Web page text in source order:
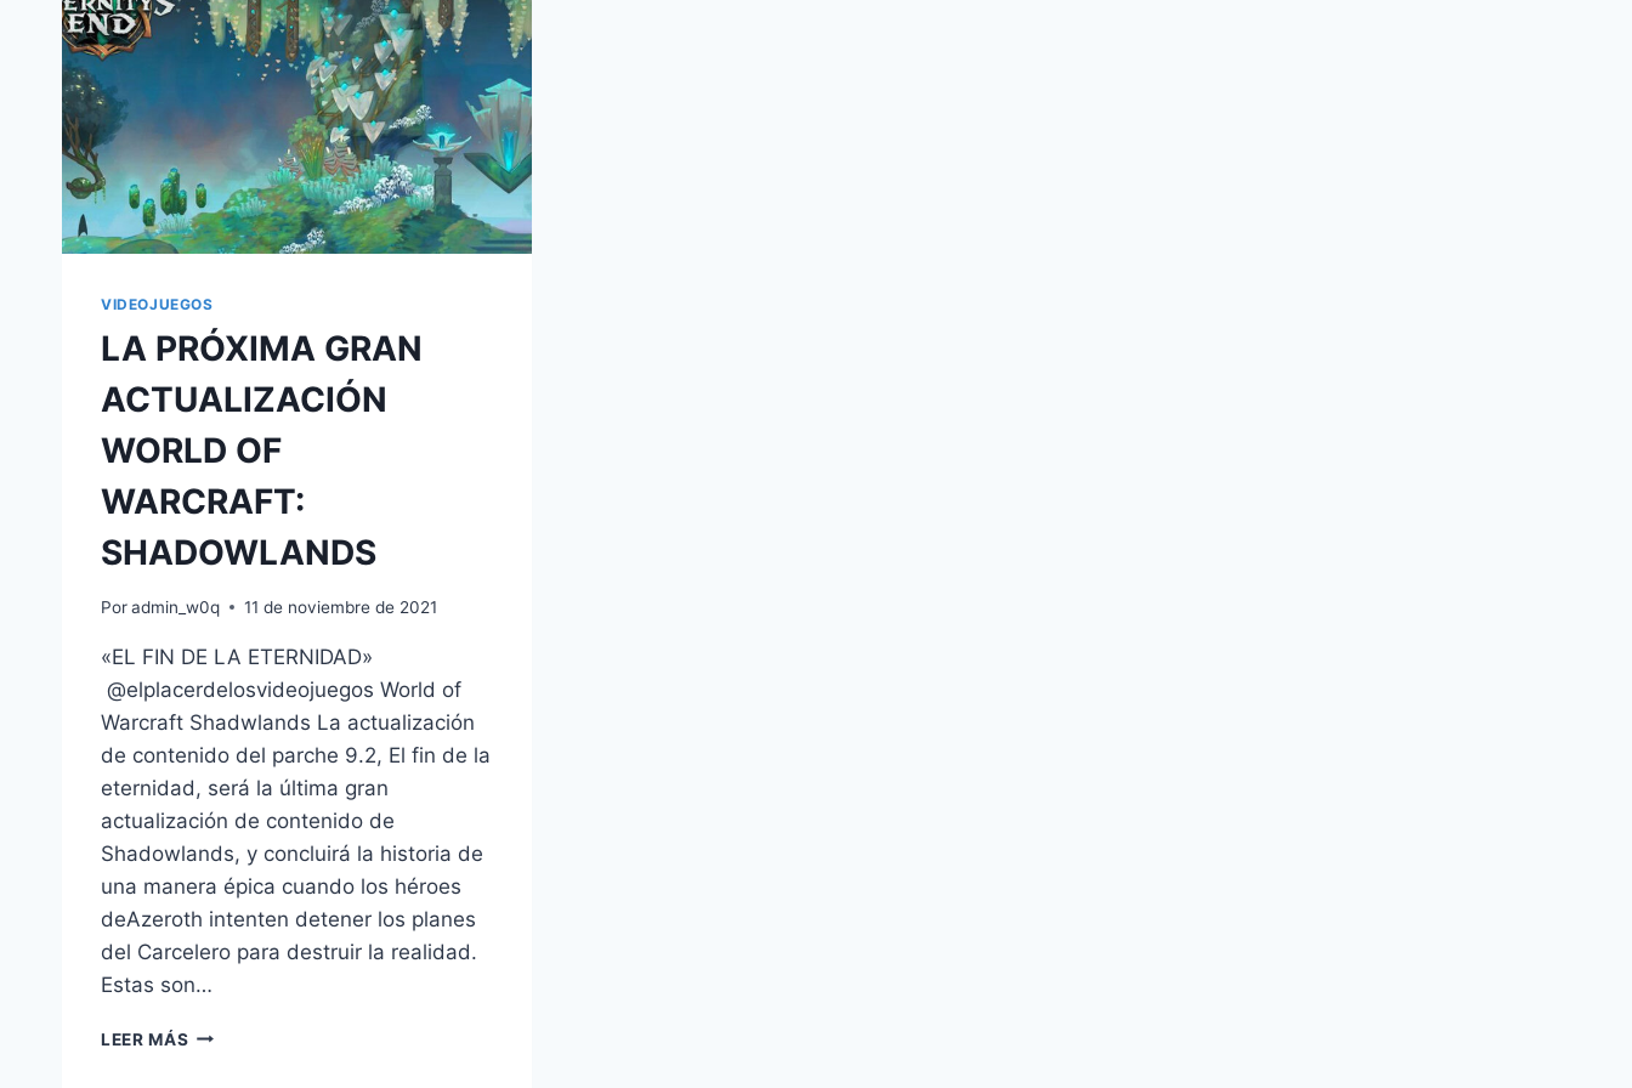
VIDEOJUEGOS
LA PRÓXIMA GRAN
ACTUALIZACIÓN
WORLD OF
WARCRAFT:
SHADOWLANDS
Poradmin_w0q 11 de noviembre de 2021
«EL FIN DE LA ETERNIDAD»
@elplacerdelosvideojuegos World of
Warcraft Shadwlands La actualización
de contenido del parche 9.2, El fin de la
eternidad, será la última gran
actualización de contenido de
Shadowlands, y concluirá la historia de
una manera épica cuando los héroes
deAzeroth intenten detener los planes
del Carcelero para destruir la realidad.
Estas son…
LEER MÁS LA